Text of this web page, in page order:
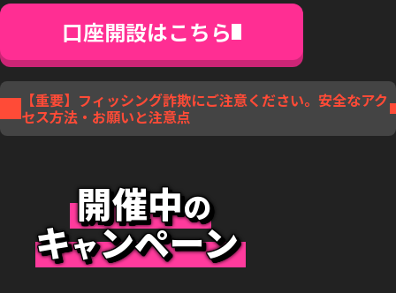
口座開設はこちら
【重要】フィッシング詐欺にご注意ください。安全なアク
セス方法・お願いと注意点
開催中の
キャンペーン